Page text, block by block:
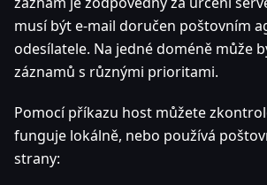
musí být e-mail doručen poštovním
odesílatele. Na jedné doméně může
záznamů s různými prioritami.
Pomocí příkazu host můžete
funguje lokálně, nebo používá
strany: